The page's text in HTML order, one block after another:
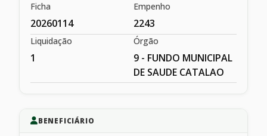
Ficha
20260114
Empenho
2243
Liquidação
1
Órgão
9 - FUNDO MUNICIPAL
DE SAUDE CATALAO
BENEFICIÁRIO